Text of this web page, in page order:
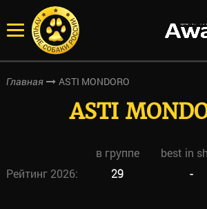
Главная ASTI MONDORO
ASTI
в группе best in
Рейтинг 2026:
29 -